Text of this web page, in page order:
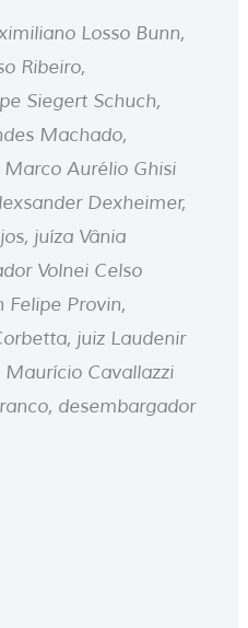
Losso Bunn,
Ribeiro,
Siegert Schuch,
Machado,
Marco Aurélio Ghisi
Dexheimer,
juíza Vânia
Volnei Celso
Felipe Provin,
juiz Laudenir
Maurício Cavallazzi
desembargador